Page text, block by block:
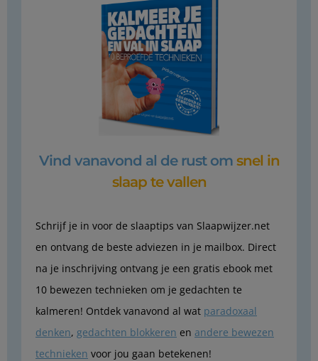
Vind vanavond al de rust om snel in
slaap te vallen
Schrijf je in voor de slaaptips van Slaapwijzer.net
en ontvang de beste adviezen in je mailbox. Direct
na je inschrijving ontvang je een gratis ebook met
10 bewezen technieken om je gedachten te
kalmeren! Ontdek vanavond al wat paradoxaal
denken, gedachten blokkeren en andere bewezen
technieken voor jou gaan betekenen!